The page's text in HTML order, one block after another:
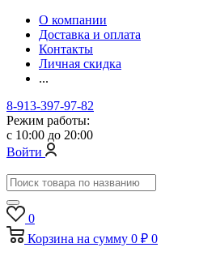
О компании
Доставка и оплата
Контакты
Личная скидка
...
8-913-397-97-82
Режим работы:
с 10:00 до 20:00
Войти
0
Корзина на сумму 0 ₽ 0